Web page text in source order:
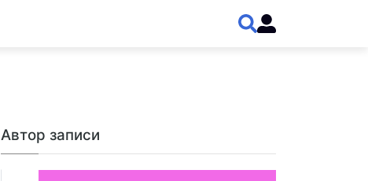
Автор записи